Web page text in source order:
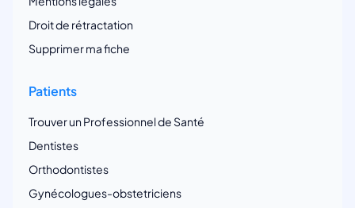
Droit de rétractation
Supprimer ma fiche
Patients
Trouver un Professionnel de Santé
Dentistes
Orthodontistes
Gynécologues-obstetriciens